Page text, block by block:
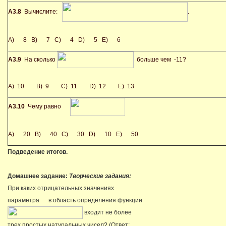
А3.8 Вычислите:
A) 8 B) 7 C) 4 D) 5 E) 6
А3.9 На сколько больше чем -11?
A) 10 B) 9 C) 11 D) 12 E) 13
А3.10 Чему равно
A) 20 B) 40 C) 30 D) 10 E) 50
Подведение итогов.
Домашнее задание: Творческие задания:
При каких отрицательных значениях
параметра
в область определения функции
входит не более